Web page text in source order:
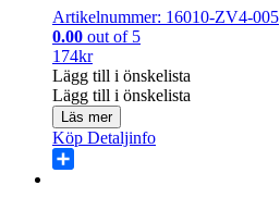
Artikelnummer: 16010-ZV4-005
0.00 out of 5
174kr
Lägg till i önskelista
Lägg till i önskelista
Läs mer
Köp Detaljinfo